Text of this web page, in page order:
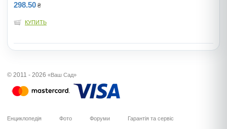
298.50 ₴
КУПИТЬ
© 2011 - 2026 «Ваш Сад»
Енциклопедія Фото Форуми Гарантія та сервіс